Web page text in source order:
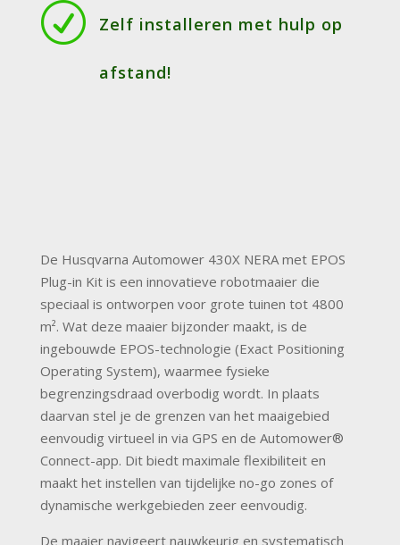
R Zelf installeren met hulp op
afstand!
De Husqvarna Automower 430X NERA met EPOS
Plug-in Kit is een innovatieve robotmaaier die
speciaal is ontworpen voor grote tuinen tot 4800
m². Wat deze maaier bijzonder maakt, is de
ingebouwde EPOS-technologie (Exact Positioning
Operating System), waarmee fysieke
begrenzingsdraad overbodig wordt. In plaats
daarvan stel je de grenzen van het maaigebied
eenvoudig virtueel in via GPS en de Automower®
Connect-app. Dit biedt maximale flexibiliteit en
maakt het instellen van tijdelijke no-go zones of
dynamische werkgebieden zeer eenvoudig.
De maaier navigeert nauwkeurig en systematisch